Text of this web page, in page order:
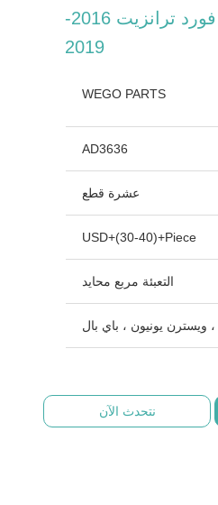
GK215J281AE لسيارة فورد ترانزيت 2016-
2019
WEGO PARTS
AD3636
عشرة قطع
USD+(30-40)+Piece
التعبئة مربع محايد
نتحدث الآن